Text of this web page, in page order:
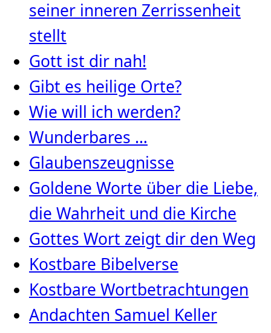
seiner inneren Zerrissenheit
stellt
Gott ist dir nah!
Gibt es heilige Orte?
Wie will ich werden?
Wunderbares …
Glaubenszeugnisse
Goldene Worte über die Liebe,
die Wahrheit und die Kirche
Gottes Wort zeigt dir den Weg
Kostbare Bibelverse
Kostbare Wortbetrachtungen
Andachten Samuel Keller